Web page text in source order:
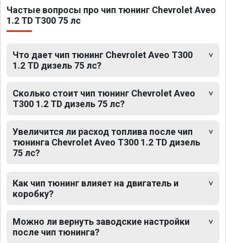
Частые вопросы про чип тюнинг Chevrolet Aveo
1.2 TD T300 75 лс
Что дает чип тюнинг Chevrolet Aveo T300
1.2 TD дизель 75 лс?
Сколько стоит чип тюнинг Chevrolet Aveo
T300 1.2 TD дизель 75 лс?
Увеличится ли расход топлива после чип
тюнинга Chevrolet Aveo T300 1.2 TD дизель
75 лс?
Как чип тюнинг влияет на двигатель и
коробку?
Можно ли вернуть заводские настройки
после чип тюнинга?